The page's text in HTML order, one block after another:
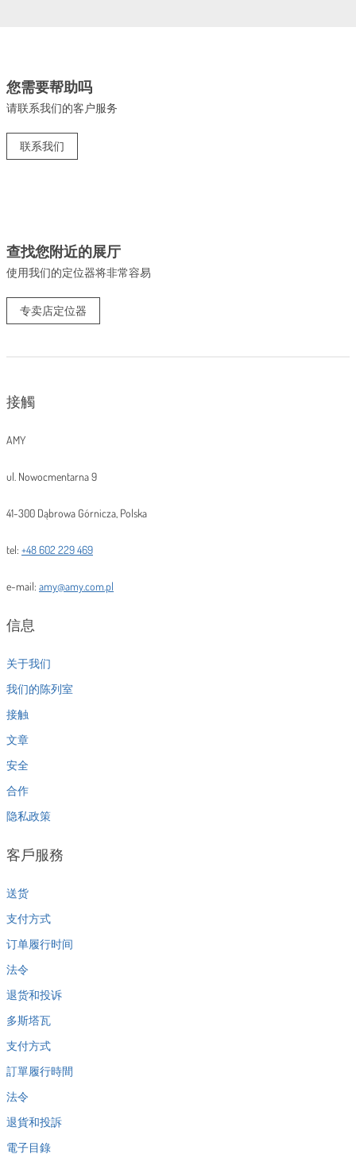
您需要帮助吗
请联系我们的客户服务
联系我们
查找您附近的展厅
使用我们的定位器将非常容易
专卖店定位器
接觸
AMY
ul. Nowocmentarna 9
41-300 Dąbrowa Górnicza, Polska
tel: +48 602 229 469
e-mail: amy@amy.com.pl
信息
关于我们
我们的陈列室
接触
文章
安全
合作
隐私政策
客戶服務
送货
支付方式
订单履行时间
法令
退货和投诉
多斯塔瓦
支付方式
訂單履行時間
法令
退貨和投訴
電子目錄